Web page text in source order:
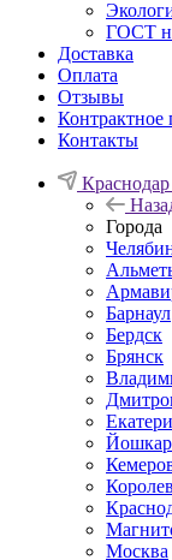
ГОСТ
Доставка
Оплата
Отзывы
Контрактное
Контакты
Краснодар
Города
Барнаул
Бердск
Брянск
Королев
Москва